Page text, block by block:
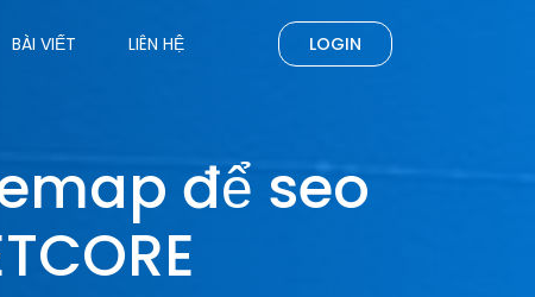
BÀI VIẾT LIÊN HỆ LOGIN
để seo